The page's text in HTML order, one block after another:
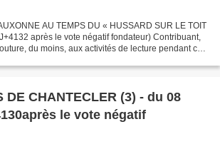
AU TEMPS DU « HUSSARD SUR LE TOIT
après le vote négatif fondateur) Contribuant,
du moins, aux activités de lecture pendant ces
DE CHANTECLER (3) - du 08
le vote négatif